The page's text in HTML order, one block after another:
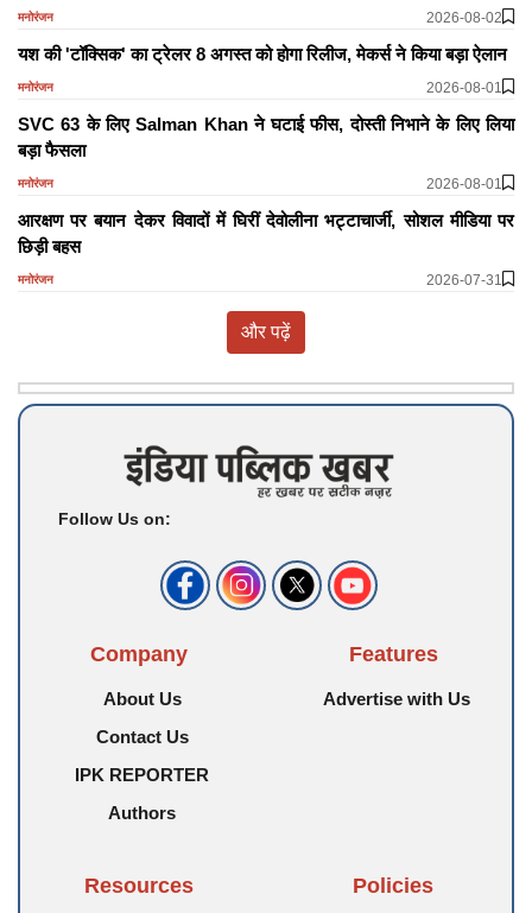
मनोरंजन 2026-08-02
यश की 'टॉक्सिक' का ट्रेलर 8 अगस्त को होगा रिलीज, मेकर्स ने किया बड़ा ऐलान
मनोरंजन 2026-08-01
SVC 63 के लिए Salman Khan ने घटाई फीस, दोस्ती निभाने के लिए लिया
बड़ा फैसला
मनोरंजन 2026-08-01
आरक्षण पर बयान देकर विवादों में घिरीं देवोलीना भट्टाचार्जी, सोशल मीडिया पर
छिड़ी बहस
मनोरंजन 2026-07-31
और पढ़ें
Follow Us on:
Company
About Us
Contact Us
IPK REPORTER
Authors
Features
Advertise with Us
Resources Policies